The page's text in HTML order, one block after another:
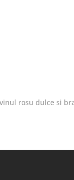
rosu dulce si